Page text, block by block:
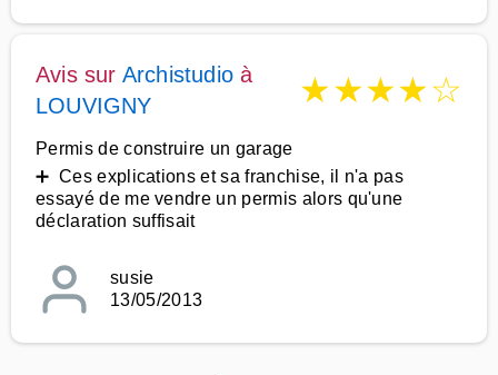
Avis sur Archistudio à
LOUVIGNY
★★★★☆
Permis de construire un garage
➕ Ces explications et sa franchise, il n'a pas
essayé de me vendre un permis alors qu'une
déclaration suffisait
susie
13/05/2013